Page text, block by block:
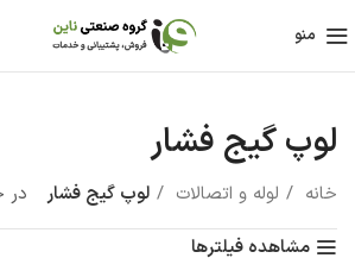
منو
لوپ گیج فشار
خانه لوله و اتصالات لوپ گیج فشار
در
مشاهده فیلترها